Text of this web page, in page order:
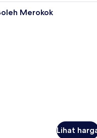
Bantalan ekstra lembut, meja
Merokok
Lihat